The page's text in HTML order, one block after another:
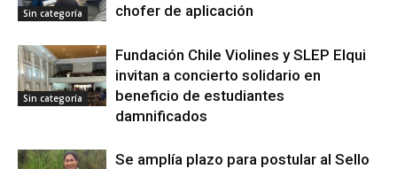
Sin categoría
chofer de aplicación
Sin categoría
Fundación Chile Violines y SLEP Elqui
invitan a concierto solidario en
beneficio de estudiantes
damnificados
Se amplía plazo para postular al Sello